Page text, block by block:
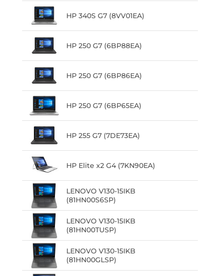
HP 340S G7 (8VV01EA)
HP 250 G7 (6BP88EA)
HP 250 G7 (6BP86EA)
HP 250 G7 (6BP65EA)
HP 255 G7 (7DE73EA)
HP Elite x2 G4 (7KN90EA)
LENOVO V130-15IKB
(81HN00S6SP)
LENOVO V130-15IKB
(81HN00TUSP)
LENOVO V130-15IKB
(81HN00GLSP)